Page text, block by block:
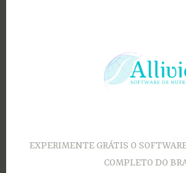
EXPERIMENTE GRÁTIS O
COMPLETO DO